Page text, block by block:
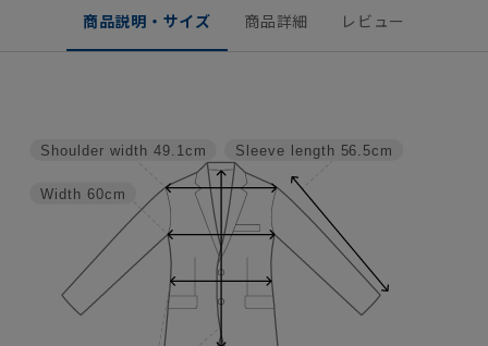
商品説明・サイズ 商品詳細 レビュー
Sleeve length 56.5cm
Width 60cm
Shoulder width 49.1cm